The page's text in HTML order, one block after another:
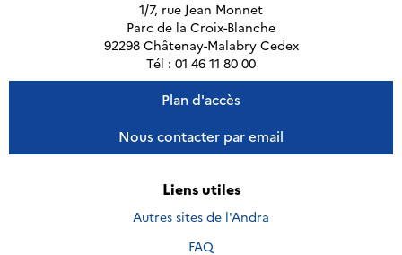
1/7, rue Jean Monnet
Parc de la Croix-Blanche
92298 Châtenay-Malabry Cedex
Tél : 01 46 11 80 00
Plan d'accès
Nous contacter par email
Liens utiles
Autres sites de l'Andra
FAQ